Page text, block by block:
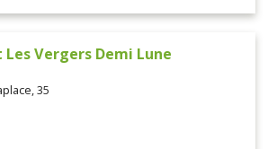
Les Vergers Demi Lune
35